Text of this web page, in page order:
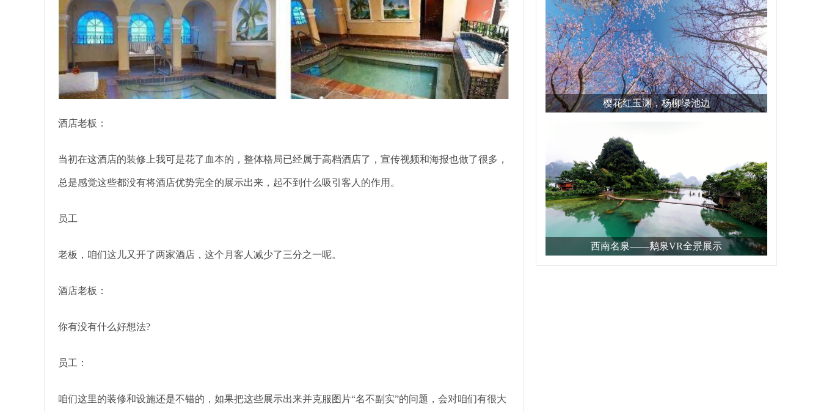
酒店老板：
当初在这酒店的装修上我可是花了血本的，整体格局已经属于高档酒店了，宣传视频和海报也做了很多，
总是感觉这些都没有将酒店优势完全的展示出来，起不到什么吸引客人的作用。
员工
老板，咱们这儿又开了两家酒店，这个月客人减少了三分之一呢。
酒店老板：
你有没有什么好想法?
员工：
咱们这里的装修和设施还是不错的，如果把这些展示出来并克服图片“名不副实”的问题，会对咱们有很大
樱花红玉渊，杨柳绿池边
西南名泉——鹅泉VR全景展示